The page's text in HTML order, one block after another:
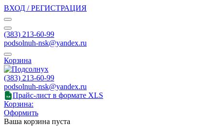
ВХОД / РЕГИСТРАЦИЯ
(383) 213-60-99
podsolnuh-nsk@yandex.ru
Корзина
(383) 213-60-99
podsolnuh-nsk@yandex.ru
Прайс-лист в формате XLS
Корзина:
Оформить
Ваша корзина пуста